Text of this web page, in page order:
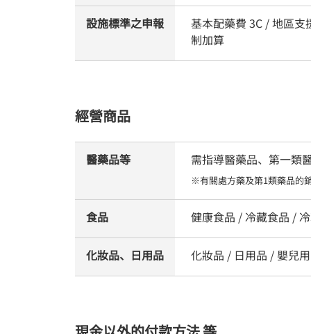
設施標準之申報
基本配藥費 3C / 地區
制加算
經營商品
醫藥品等 需指導醫藥品、第一類
※有關處方藥及第1類藥品的
食品 健康食品 / 冷藏食品 /
化妝品、日用品 化妝品 / 日用品 / 嬰兒